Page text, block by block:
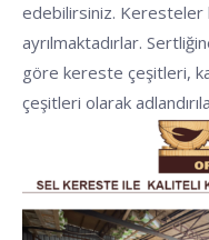
edebilirsiniz. Keresteler
ayrılmaktadırlar.
göre kereste çeşitleri,
çeşitleri olarak